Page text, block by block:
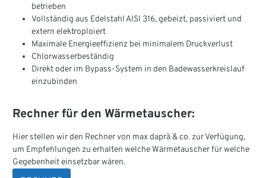
betrieben
Vollständig aus Edelstahl AISI 316, gebeizt, passiviert und
extern elektroploiert
Maximale Energieeffizienz bei minimalem Druckverlust
Chlorwasserbeständig
Direkt oder im Bypass-System in den Badewasserkreislauf
einzubinden
Rechner für den Wärmetauscher:
Hier stellen wir den Rechner von max daprà & co. zur Verfügung,
um Empfehlungen zu erhalten welche Wärmetauscher für welche
Gegebenheit einsetzbar wären.